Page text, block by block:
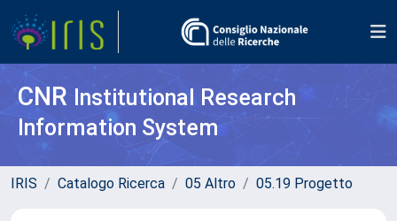
CNR Institutional Research
Information System
IRIS Catalogo Ricerca 05 Altro 05.19 Progetto